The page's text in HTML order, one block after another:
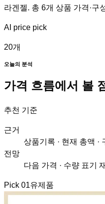
라겐젤. 총 6개 상품 가격·구
AI price pick
20개
오늘의 분석
가격 흐름에서 볼
추천 기준
근거
상품기록 · 현재 총액 ·
전망
다음 가격 · 수량 표기
Pick 01유제품